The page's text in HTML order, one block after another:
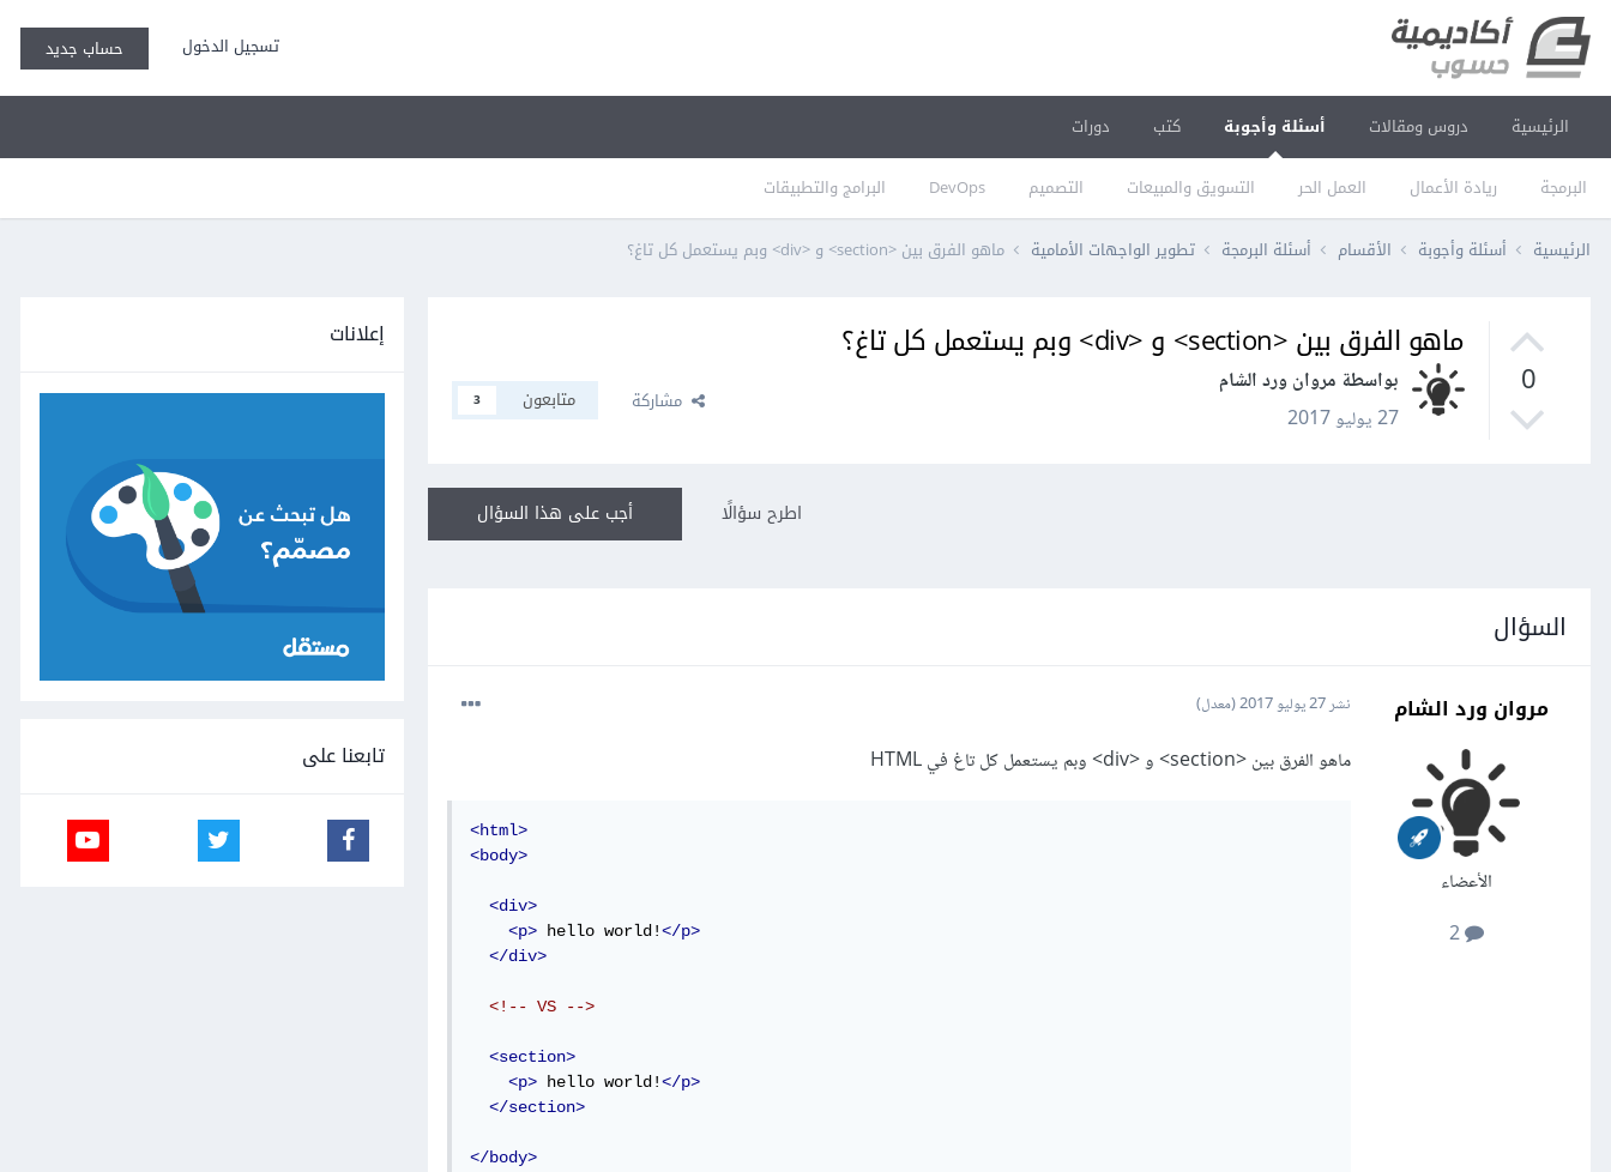
تسجيل الدخول حساب جديد
الرئيسية دروس ومقالات أسئلة وأجوبة
البرمجة ريادة الأعمال العمل الحر التسويق والمبيعات التصميم DevOps البرامج والتطبيقات
كتب دورات
الرئيسية أسئلة وأجوبة الأقسام أسئلة البرمجة تطوير الواجهات الأمامية ماهو الفرق بين <section> و <div> وبم يستعمل كل تاغ؟
0
ماهو الفرق بين <section> و <div> وبم يستعمل كل تاغ؟
بواسطة مروان ورد الشام
27 يوليو 2017
مشاركة متابعون 3
أجب على هذا السؤال اطرح سؤالًا
السؤال
مروان ورد الشام
الأعضاء
2
نشر27 يوليو 2017 (معدل)
ماهو الفرق بين <section> و <div> وبم يستعمل كل تاغ في HTML
<html>
<body>
<div>
<p> hello world!</p>
</div>
<!-- VS -->
<section>
<p> hello world!</p>
</section>
</body>
إعلانات
تابعنا على